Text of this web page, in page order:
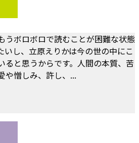
うボロボロで読むことが困難な状態
いし、立原えりかは今の世の中にこ
ると思うからです。人間の本質、苦
や憎しみ、許し、...